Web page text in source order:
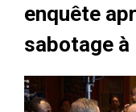
enquête
sabotage à